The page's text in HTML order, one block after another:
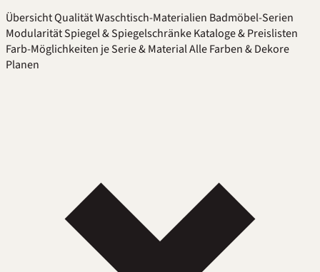
ÜbersichtQualitätWaschtisch-Materialien Badmöbel-Serien
ModularitätSpiegel & SpiegelschränkeKataloge & Preislisten
Farb-Möglichkeiten je Serie & MaterialAlle Farben & Dekore
Planen